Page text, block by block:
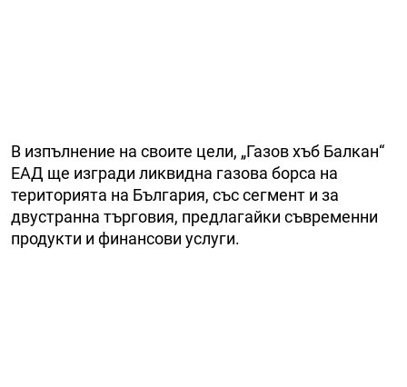
В изпълнение на своите цели, „Газов хъб Балкан“
ЕАД ще изгради ликвидна газова борса на
територията на България, със сегмент и за
двустранна търговия, предлагайки съвременни
продукти и финансови услуги.